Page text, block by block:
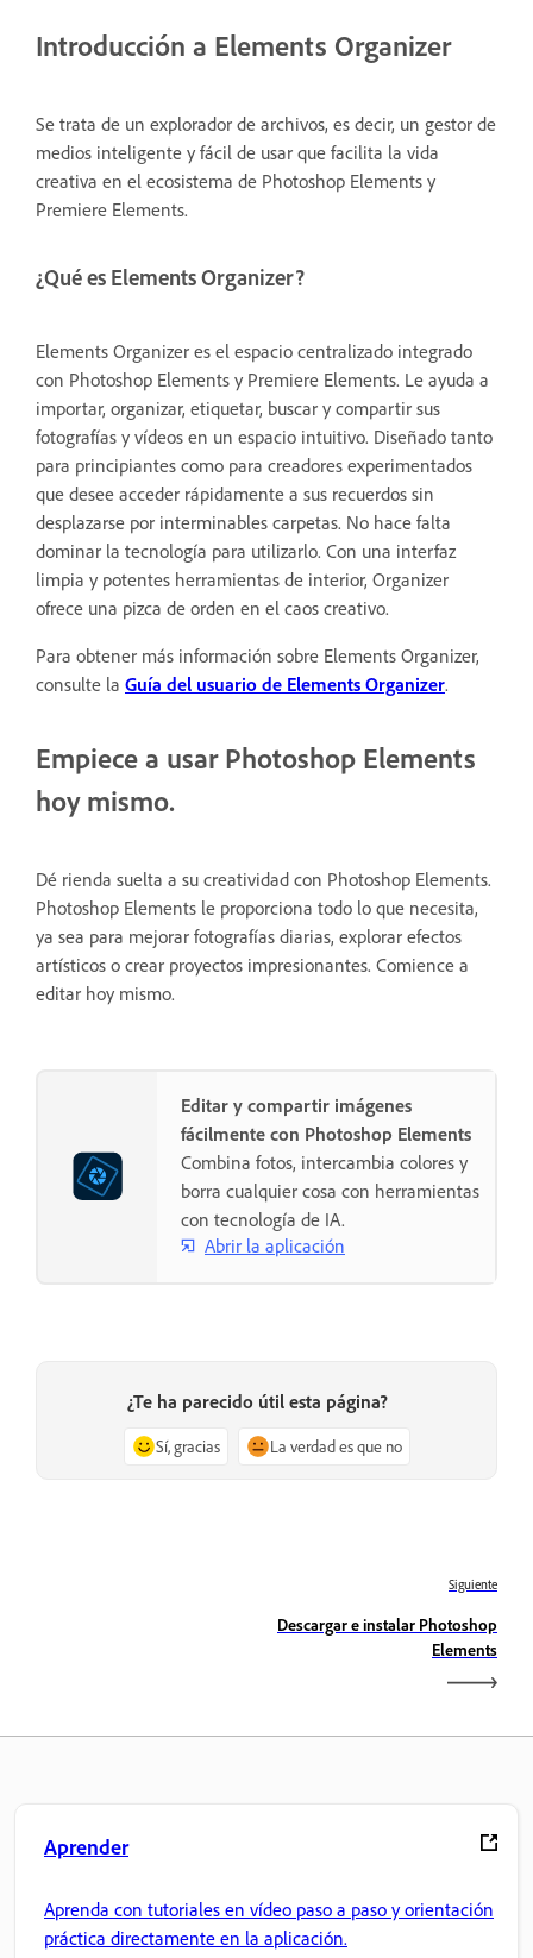
Introducción a Elements Organizer
Se trata de un explorador de archivos, es decir, un gestor de
medios inteligente y fácil de usar que facilita la vida
creativa en el ecosistema de Photoshop Elements y
Premiere Elements.
¿Qué es Elements Organizer?
Elements Organizer es el espacio centralizado integrado
con Photoshop Elements y Premiere Elements. Le ayuda a
importar, organizar, etiquetar, buscar y compartir sus
fotografías y vídeos en un espacio intuitivo. Diseñado tanto
para principiantes como para creadores experimentados
que desee acceder rápidamente a sus recuerdos sin
desplazarse por interminables carpetas. No hace falta
dominar la tecnología para utilizarlo. Con una interfaz
limpia y potentes herramientas de interior, Organizer
ofrece una pizca de orden en el caos creativo.
Para obtener más información sobre Elements Organizer,
consulte la Guía del usuario de Elements Organizer.
Empiece a usar Photoshop Elements
hoy mismo.
Dé rienda suelta a su creatividad con Photoshop Elements.
Photoshop Elements le proporciona todo lo que necesita,
ya sea para mejorar fotografías diarias, explorar efectos
artísticos o crear proyectos impresionantes. Comience a
editar hoy mismo.
Editar y compartir imágenes
fácilmente con Photoshop Elements
Combina fotos, intercambia colores y
borra cualquier cosa con herramientas
con tecnología de IA.
Abrir la aplicación
¿Te ha parecido útil esta página?
Sí, gracias La verdad es que no
Siguiente
Descargar e instalar Photoshop
Elements
Aprender
Aprenda con tutoriales en vídeo paso a paso y orientación
práctica directamente en la aplicación.